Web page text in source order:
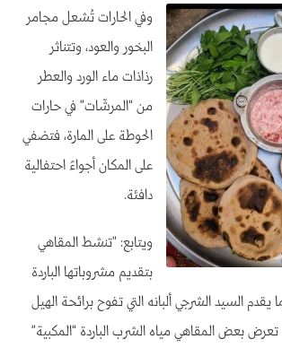
وفي الحارات تُشعل مجامر
البخور والعود، وتتناثر
رذاذات ماء الورد والعطر
من “المرشّات” في حارات
الحوطة على المارة، فتضفي
على المكان أجواءً احتفالية
دافئة.
ويتابع: "تنشط المقاهي
بتقديم مشروباتها الباردة
يقدم السيد الشرجي ألبانه التي تفوح برائحة الهيل
تعرض بعض المقاهي مياه الشرب الباردة “المكبية”